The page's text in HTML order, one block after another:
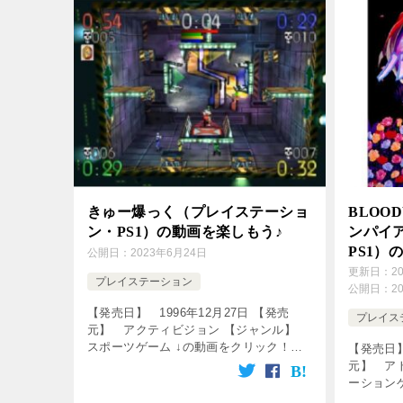
きゅー爆っく（プレイステーショ
ン・PS1）の動画を楽しもう♪
公開日： 2023年6月24日
プレイステーション
【発売日】 1996年12月27日 【発売
元】 アクティビジョン 【ジャンル】
スポーツゲーム ↓の動画をクリック！動
service=”rakuten” keyw […]
ンパイ
PS1）
更新日：
公開日：
プレイス
【発売
元】 ア
ーション